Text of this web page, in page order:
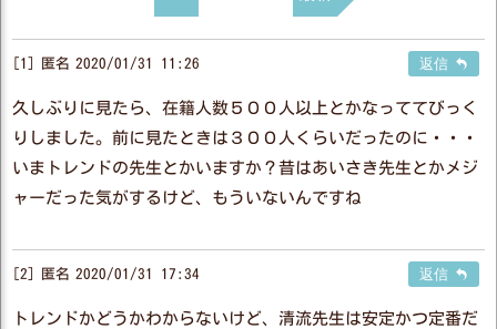
1 匿名 2020/01/31 11:26 返信
久しぶりに見たら、在籍人数５００人以上とかなっててびっく
りしました。前に見たときは３００人くらいだったのに・・・
いまトレンドの先生とかいますか？昔はあいさき先生とかメジ
ャーだった気がするけど、もういないんですね
2 匿名 2020/01/31 17:34 返信
トレンドかどうかわからないけど、清流先生は安定かつ定番だ